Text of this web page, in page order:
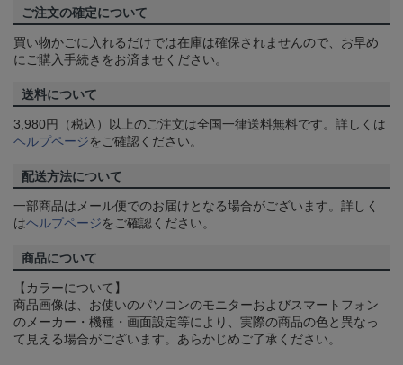
ご注文の確定について
買い物かごに入れるだけでは在庫は確保されませんので、お早め
にご購入手続きをお済ませください。
送料について
3,980円（税込）以上のご注文は全国一律送料無料です。詳しくは
ヘルプページをご確認ください。
配送方法について
一部商品はメール便でのお届けとなる場合がございます。詳しく
はヘルプページをご確認ください。
商品について
【カラーについて】
商品画像は、お使いのパソコンのモニターおよびスマートフォン
のメーカー・機種・画面設定等により、実際の商品の色と異なっ
て見える場合がございます。あらかじめご了承ください。